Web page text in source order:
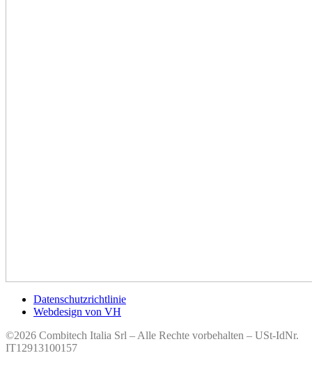
Datenschutzrichtlinie
Webdesign von VH
©2026 Combitech Italia Srl – Alle Rechte vorbehalten – USt-IdNr.
IT12913100157